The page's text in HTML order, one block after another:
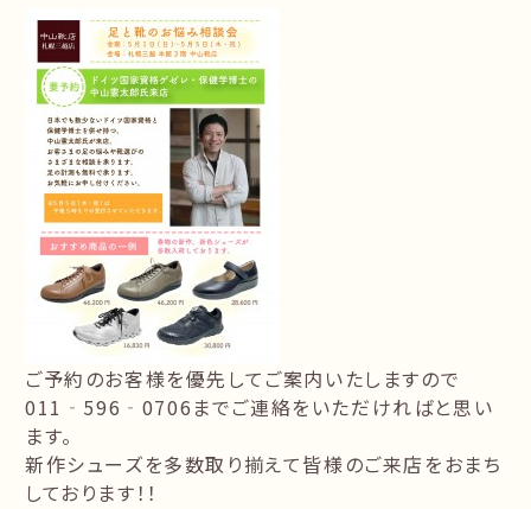
ご予約のお客様を優先してご案内いたしますので
011‐596‐0706までご連絡をいただければと思い
ます。
新作シューズを多数取り揃えて皆様のご来店をおまち
しております！！